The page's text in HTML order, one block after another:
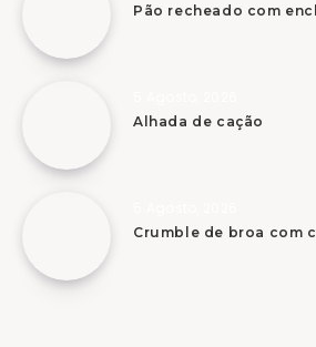
Pão recheado com
Alhada de cação
Crumble de broa com